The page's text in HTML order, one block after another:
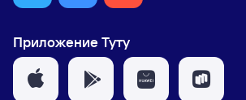
Приложение Туту